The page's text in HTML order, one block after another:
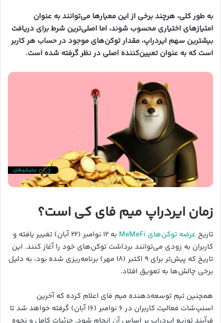
به طور کلی، هرچند برخی از این معیارها می‌توانند به عنوان
امتیازهای اختیاری محسوب شوند، اما اصلی‌ترین شرط برای دریافت
بیشترین سهم ایردراپ، مقدار توکن‌های موجود در حساب هر کاربر
است که به عنوان تعیین‌کننده اصلی در نظر گرفته شده است.
زمان ایردراپ میم فای کی است؟
تاریخ عرضه توکن‌های MeMeFi
به ۱۲ نوامبر (۲۲ آبان) تغییر یافته و
کاربران به زودی می‌توانند برداشت توکن‌های خود را آغاز کنند. این
تاریخ که پیش‌تر برای ۹ اکتبر (۱۸ مهر) برنامه‌ریزی شده بود، به دلیل
برخی چالش‌ها به تعویق افتاد.
همچنین تیم توسعه‌دهنده میم فای اعلام کرده که آخرین
اسنپ‌شات فعالیت کاربران در ۶ نوامبر (۱۶ آبان) گرفته خواهد شد تا